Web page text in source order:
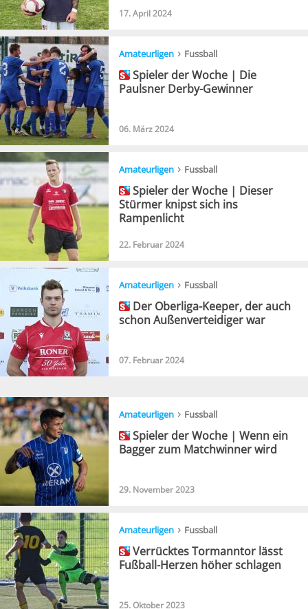
17. April 2024
Amateurligen › Fussball
Spieler der Woche | Die
Paulsner Derby-Gewinner
06. März 2024
Amateurligen › Fussball
Spieler der Woche | Dieser
Stürmer knipst sich ins
Rampenlicht
22. Februar 2024
Amateurligen › Fussball
Der Oberliga-Keeper, der auch
schon Außenverteidiger war
07. Februar 2024
Amateurligen › Fussball
Spieler der Woche | Wenn ein
Bagger zum Matchwinner wird
29. November 2023
Amateurligen › Fussball
Verrücktes Tormanntor lässt
Fußball-Herzen höher schlagen
25. Oktober 2023